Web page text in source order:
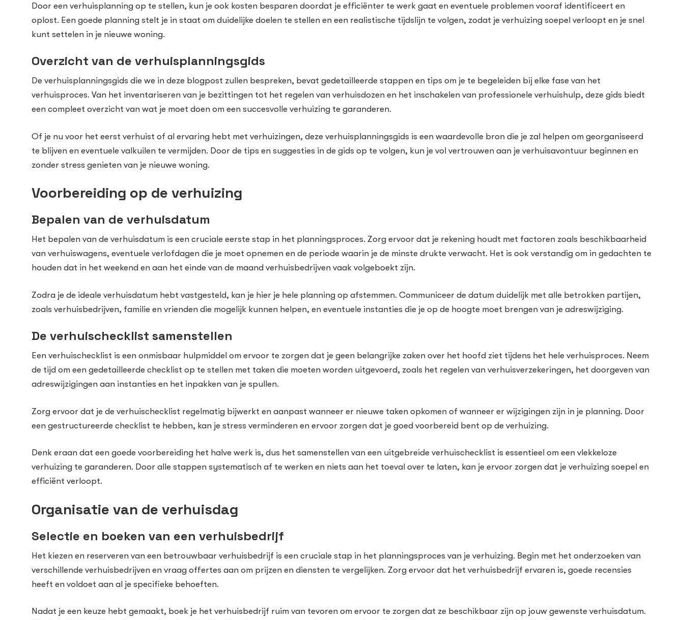
Door een verhuisplanning op te stellen, kun je ook kosten besparen doordat je efficiënter te werk gaat en eventuele problemen vooraf identificeert en
oplost. Een goede planning stelt je in staat om duidelijke doelen te stellen en een realistische tijdslijn te volgen, zodat je verhuizing soepel verloopt en je snel
kunt settelen in je nieuwe woning.
Overzicht van de verhuisplanningsgids
De verhuisplanningsgids die we in deze blogpost zullen bespreken, bevat gedetailleerde stappen en tips om je te begeleiden bij elke fase van het
verhuisproces. Van het inventariseren van je bezittingen tot het regelen van verhuisdozen en het inschakelen van professionele verhuishulp, deze gids biedt
een compleet overzicht van wat je moet doen om een succesvolle verhuizing te garanderen.
Of je nu voor het eerst verhuist of al ervaring hebt met verhuizingen, deze verhuisplanningsgids is een waardevolle bron die je zal helpen om georganiseerd
te blijven en eventuele valkuilen te vermijden. Door de tips en suggesties in de gids op te volgen, kun je vol vertrouwen aan je verhuisavontuur beginnen en
zonder stress genieten van je nieuwe woning.
Voorbereiding op de verhuizing
Bepalen van de verhuisdatum
Het bepalen van de verhuisdatum is een cruciale eerste stap in het planningsproces. Zorg ervoor dat je rekening houdt met factoren zoals beschikbaarheid
van verhuiswagens, eventuele verlofdagen die je moet opnemen en de periode waarin je de minste drukte verwacht. Het is ook verstandig om in gedachten te
houden dat in het weekend en aan het einde van de maand verhuisbedrijven vaak volgeboekt zijn.
Zodra je de ideale verhuisdatum hebt vastgesteld, kan je hier je hele planning op afstemmen. Communiceer de datum duidelijk met alle betrokken partijen,
zoals verhuisbedrijven, familie en vrienden die mogelijk kunnen helpen, en eventuele instanties die je op de hoogte moet brengen van je adreswijziging.
De verhuischecklist samenstellen
Een verhuischecklist is een onmisbaar hulpmiddel om ervoor te zorgen dat je geen belangrijke zaken over het hoofd ziet tijdens het hele verhuisproces. Neem
de tijd om een gedetailleerde checklist op te stellen met taken die moeten worden uitgevoerd, zoals het regelen van verhuisverzekeringen, het doorgeven van
adreswijzigingen aan instanties en het inpakken van je spullen.
Zorg ervoor dat je de verhuischecklist regelmatig bijwerkt en aanpast wanneer er nieuwe taken opkomen of wanneer er wijzigingen zijn in je planning. Door
een gestructureerde checklist te hebben, kan je stress verminderen en ervoor zorgen dat je goed voorbereid bent op de verhuizing.
Denk eraan dat een goede voorbereiding het halve werk is, dus het samenstellen van een uitgebreide verhuischecklist is essentieel om een vlekkeloze
verhuizing te garanderen. Door alle stappen systematisch af te werken en niets aan het toeval over te laten, kan je ervoor zorgen dat je verhuizing soepel en
efficiënt verloopt.
Organisatie van de verhuisdag
Selectie en boeken van een verhuisbedrijf
Het kiezen en reserveren van een betrouwbaar verhuisbedrijf is een cruciale stap in het planningsproces van je verhuizing. Begin met het onderzoeken van
verschillende verhuisbedrijven en vraag offertes aan om prijzen en diensten te vergelijken. Zorg ervoor dat het verhuisbedrijf ervaren is, goede recensies
heeft en voldoet aan al je specifieke behoeften.
Nadat je een keuze hebt gemaakt, boek je het verhuisbedrijf ruim van tevoren om ervoor te zorgen dat ze beschikbaar zijn op jouw gewenste verhuisdatum.